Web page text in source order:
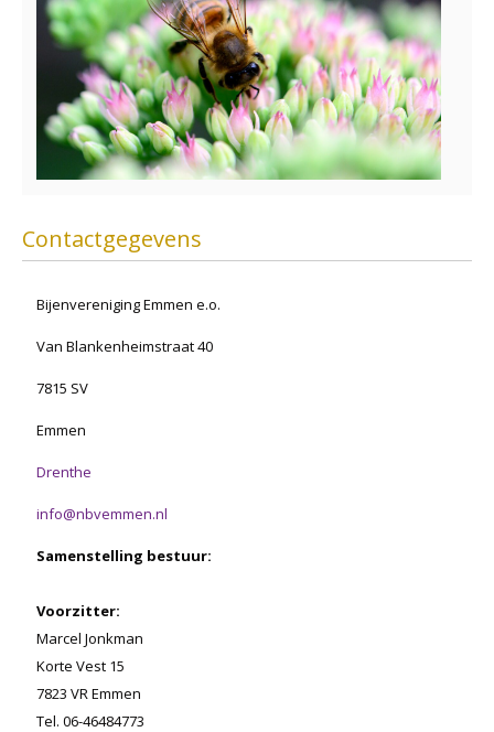
Contactgegevens
Bijenvereniging Emmen e.o.
Van Blankenheimstraat 40
7815 SV
Emmen
Drenthe
info@nbvemmen.nl
Samenstelling bestuur:
Voorzitter:
Marcel Jonkman
Korte Vest 15
7823 VR Emmen
Tel. 06-46484773